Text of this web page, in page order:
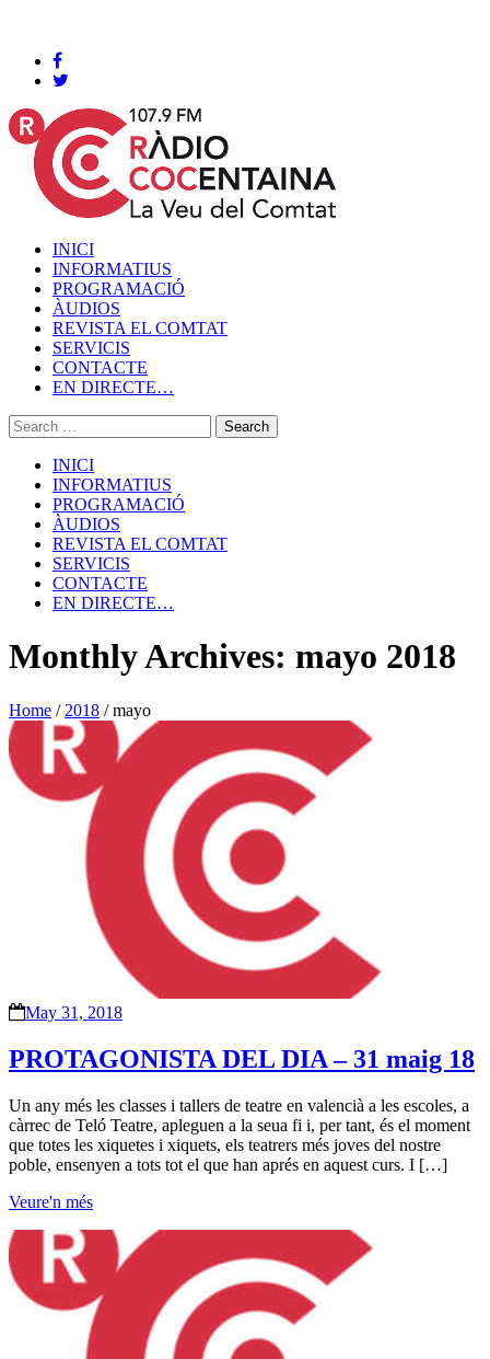
INICI
INFORMATIUS
PROGRAMACIÓ
ÀUDIOS
REVISTA EL COMTAT
SERVICIS
CONTACTE
EN DIRECTE…
INICI
INFORMATIUS
PROGRAMACIÓ
ÀUDIOS
REVISTA EL COMTAT
SERVICIS
CONTACTE
EN DIRECTE…
Monthly Archives: mayo 2018
Home / 2018 /mayo
May 31, 2018
PROTAGONISTA DEL DIA – 31 maig 18
Un any més les classes i tallers de teatre en valencià a les escoles, a
càrrec de Teló Teatre, apleguen a la seua fi i, per tant, és el moment
que totes les xiquetes i xiquets, els teatrers més joves del nostre
poble, ensenyen a tots tot el que han aprés en aquest curs. I […]
Veure'n més